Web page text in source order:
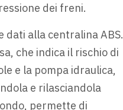
dei freni.
dati alla centralina ABS.
che indica il rischio di
e la pompa idraulica,
e rilasciandola
permette di